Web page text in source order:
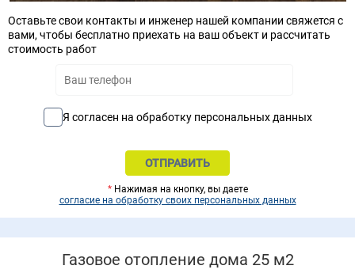
Оставьте свои контакты и инженер нашей компании свяжется с
вами, чтобы бесплатно приехать на ваш объект и рассчитать
стоимость работ
Я согласен на обработку персональных данных
*Нажимая на кнопку, вы даете
согласие на обработку своих персональных данных
Газовое отопление дома 25 м2